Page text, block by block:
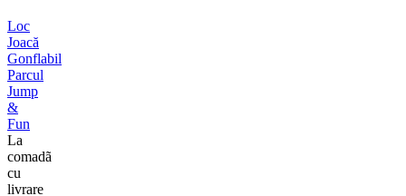
Loc
Joacă
Gonflabil
Parcul
Jump
&
Fun
La
comadã
cu
livrare